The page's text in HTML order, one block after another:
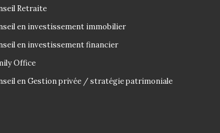
Retraite
en investissement immobilier
en investissement financier
Office
en Gestion privée / stratégie patrimoniale